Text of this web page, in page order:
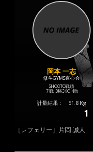
岡本 一志
修斗GYMS直心会
SHOOTO戦績
7 戦 3勝3KO 4敗
計量結果 : 51.8 Kg
1
［レフェリー］片岡 誠人